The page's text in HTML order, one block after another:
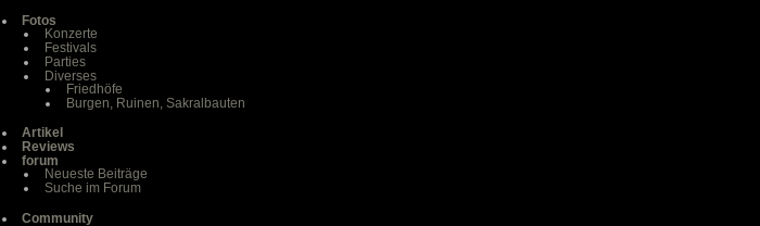
Fotos
Konzerte
Festivals
Parties
Diverses
Friedhöfe
Burgen, Ruinen, Sakralbauten
Artikel
Reviews
forum
Neueste Beiträge
Suche im Forum
Community